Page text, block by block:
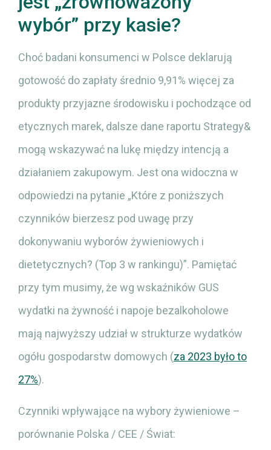
wybór” przy kasie?
Choć badani konsumenci w Polsce deklarują
gotowość do zapłaty średnio 9,91% więcej za
produkty przyjazne środowisku i pochodzące od
etycznych marek, dalsze dane raportu Strategy&
mogą wskazywać na lukę między intencją a
działaniem zakupowym. Jest ona widoczna w
odpowiedzi na pytanie „Które z poniższych
czynników bierzesz pod uwagę przy
dokonywaniu wyborów żywieniowych i
dietetycznych? (Top 3 w rankingu)”. Pamiętać
przy tym musimy, że wg wskaźników GUS
wydatki na żywność i napoje bezalkoholowe
mają najwyższy udział w strukturze wydatków
ogółu gospodarstw domowych (za 2023 było to
27%).
Czynniki wpływające na wybory żywieniowe –
porównanie Polska / CEE / Świat: